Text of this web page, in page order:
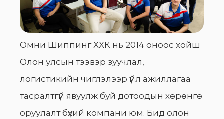
Омни Шиппинг ХХК нь 2014 оноос хойш
Олон улсын тээвэр зуучлал,
логистикийн чиглэлээр үйл ажиллагаа
тасралтгүй явуулж буй дотоодын хөрөнгө
оруулалт бүхий компани юм. Бид олон